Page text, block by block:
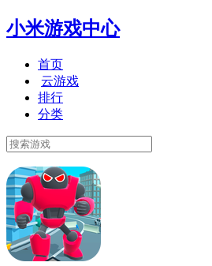
小米游戏中心
首页
云游戏
排行
分类